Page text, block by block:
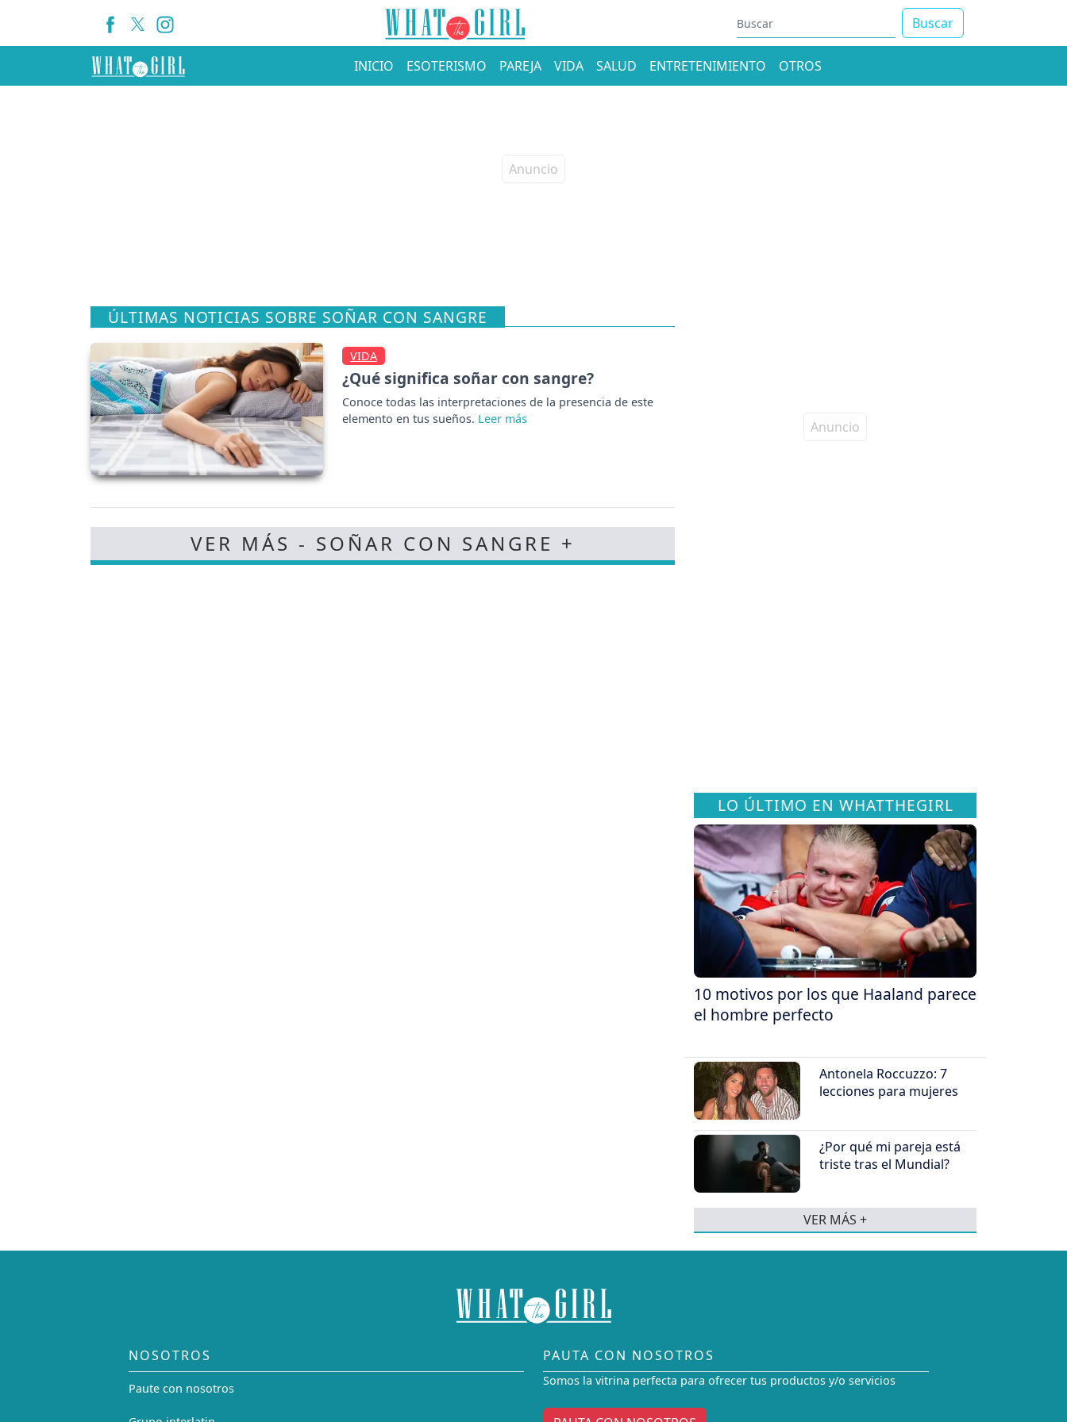
Buscar
INICIO ESOTERISMO PAREJA VIDA SALUD ENTRETENIMIENTO OTROS
ÚLTIMAS NOTICIAS SOBRE SOÑAR CON SANGRE
VIDA
¿Qué significa soñar con sangre?
Conoce todas las interpretaciones de la presencia de este
elemento en tus sueños.
VER MÁS - SOÑAR CON SANGRE +
LO ÚLTIMO EN WHATTHEGIRL
10 motivos por los que Haaland parece
el hombre perfecto
Antonela Roccuzzo: 7
lecciones para mujeres
¿Por qué mi pareja está
triste tras el Mundial?
VER MÁS +
NOSOTROS
Paute con nosotros
PAUTA CON NOSOTROS
Somos la vitrina perfecta para ofrecer tus productos y/o servicios